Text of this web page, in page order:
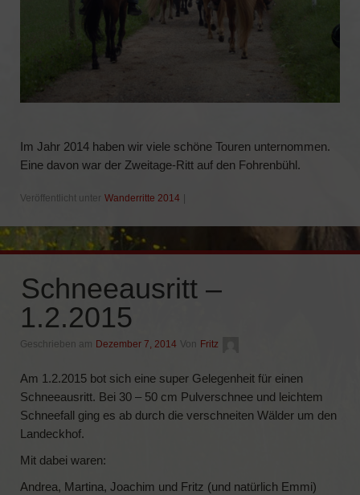
Im Jahr 2014 haben wir viele schöne Touren unternommen.
Eine davon war der Zweitage-Ritt auf den Fohrenbühl.
Veröffentlicht unter Wanderritte 2014 |
Schneeausritt –
1.2.2015
Geschrieben am Dezember 7, 2014 Von Fritz
Am 1.2.2015 bot sich eine super Gelegenheit für einen
Schneeausritt. Bei 30 – 50 cm Pulverschnee und leichtem
Schneefall ging es ab durch die verschneiten Wälder um den
Landeckhof.
Mit dabei waren:
Andrea, Martina, Joachim und Fritz (und natürlich Emmi)